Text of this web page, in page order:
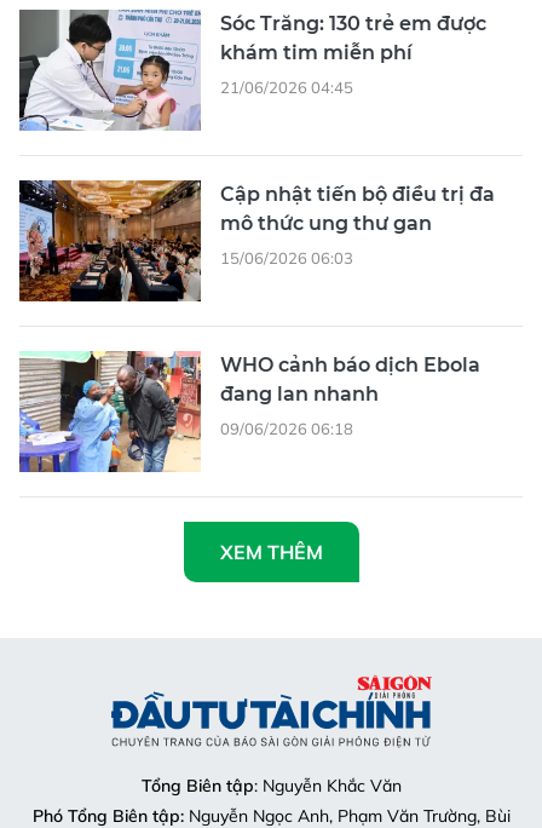
Sóc Trăng: 130 trẻ em được
khám tim miễn phí
21/06/2026 04:45
Cập nhật tiến bộ điều trị đa
mô thức ung thư gan
15/06/2026 06:03
WHO cảnh báo dịch Ebola
đang lan nhanh
09/06/2026 06:18
XEM THÊM
Tổng Biên tập: Nguyễn Khắc Văn
Phó Tổng Biên tập:Nguyễn Ngọc Anh, Phạm Văn Trường, Bùi